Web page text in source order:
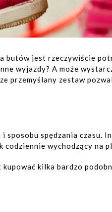
butów jest rzeczywiście
wyjazdy? A może
przemyślany zestaw
spędzania czasu.
wychodzący na
kilka bardzo